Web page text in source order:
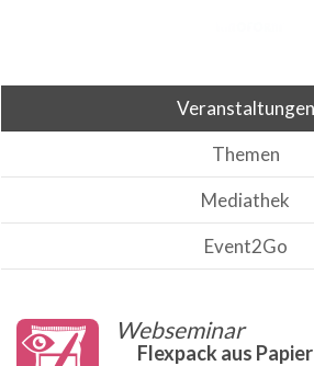
Veranstaltungen
Themen
Mediathek
Event2Go
Webseminar
Flexpack aus